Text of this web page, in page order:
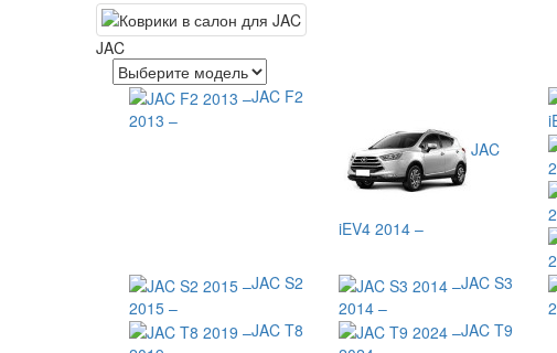
JAC
JAC F2
2013 –
JAC
iEV4 2014 –
JAC S2
2015 –
JAC S3
2014 –
JAC T8
JAC T9